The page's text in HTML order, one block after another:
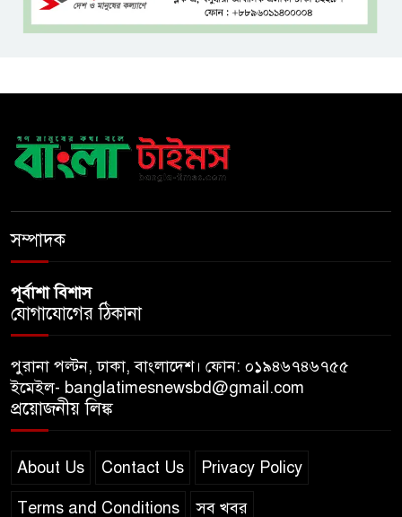
‘হাসিনা কার্ড’ ব্যবহার করে ভারতের
দেশকে এগিয়ে নিতে হবে: প্রধানমন্ত্রী
সম্পাদক
পূর্বাশা বিশাস
যোগাযোগের ঠিকানা
পুরানা পল্টন, ঢাকা, বাংলাদেশ। ফোন: ০১৯৪৬৭৪৬৭৫৫
ইমেইল- banglatimesnewsbd@gmail.com
প্রয়োজনীয় লিঙ্ক
About Us Contact Us Privacy Policy
Terms and Conditions সব খবর